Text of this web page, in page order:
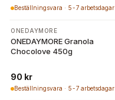
Beställningsvara · 5-7 arbetsdagar
ONEDAYMORE
ONEDAYMORE Granola
Chocolove 450g
90 kr
Beställningsvara · 5-7 arbetsdagar